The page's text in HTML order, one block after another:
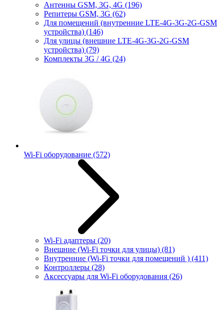
Антенны GSM, 3G, 4G (196)
Репитеры GSM, 3G (62)
Для помещений (внутренние LTE-4G-3G-2G-GSM
устройства) (146)
Для улицы (внешние LTE-4G-3G-2G-GSM
устройства) (79)
Комплекты 3G / 4G (24)
Wi-Fi оборудование (572)
Wi-Fi адаптеры (20)
Внешние (Wi-Fi точки для улицы) (81)
Внутренние (Wi-Fi точки для помещений ) (411)
Контроллеры (28)
Аксессуары для Wi-Fi оборудования (26)